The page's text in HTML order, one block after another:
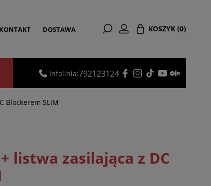
KOSZYK (0)
KONTAKT DOSTAWA
Infolinia:792123124
Blockerem SLIM
listwa zasilająca z DC